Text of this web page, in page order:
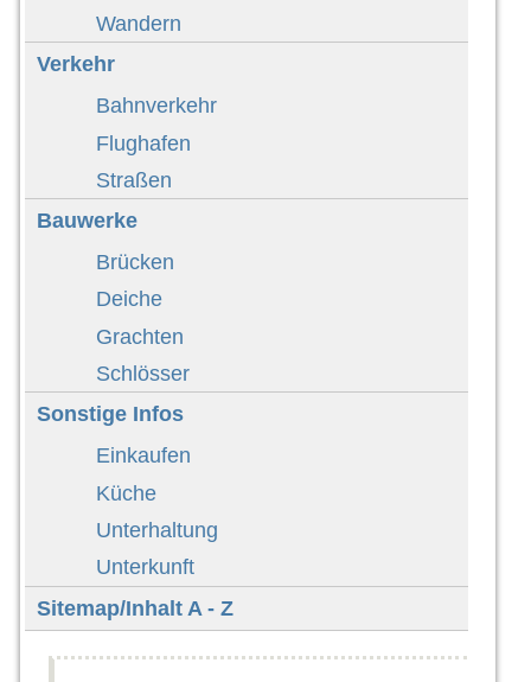
Wandern
Verkehr
Bahnverkehr
Flughafen
Straßen
Bauwerke
Brücken
Deiche
Grachten
Schlösser
Sonstige Infos
Einkaufen
Küche
Unterhaltung
Unterkunft
Sitemap/Inhalt A - Z